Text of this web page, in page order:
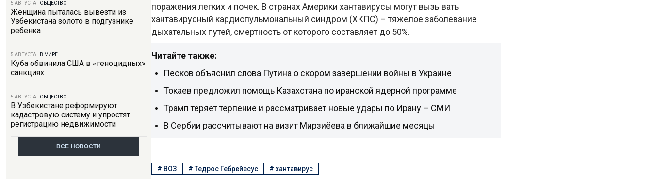
5 АВГУСТА ОБЩЕСТВО
Женщина пыталась вывезти из
Узбекистана золото в подгузнике
ребенка
5 АВГУСТА В МИРЕ
Куба обвинила США в «геноцидных»
санкциях
5 АВГУСТА ОБЩЕСТВО
В Узбекистане реформируют
кадастровую систему и упростят
регистрацию недвижимости
ВСЕ НОВОСТИ
поражения легких и почек. В странах Америки хантавирусы могут вызывать
хантавирусный кардиопульмональный синдром (ХКПС) – тяжелое заболевание
дыхательных путей, смертность от которого составляет до 50%.
Читайте также:
Песков объяснил слова Путина о скором завершении войны в Украине
Токаев предложил помощь Казахстана по иранской ядерной программе
Трамп теряет терпение и рассматривает новые удары по Ирану – СМИ
В Сербии рассчитывают на визит Мирзиёева в ближайшие месяцы
# ВОЗ #Тедрос Гебрейесус #хантавирус